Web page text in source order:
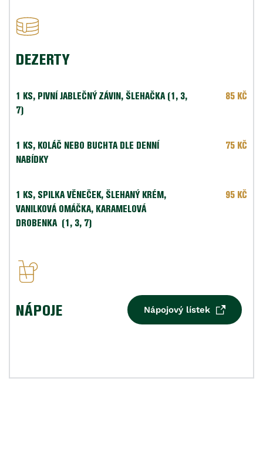
DEZERTY
1 KS, PIVNÍ JABLEČNÝ ZÁVIN, ŠLEHAČKA (1, 3,
7)
85 KČ
1 KS, KOLÁČ NEBO BUCHTA DLE DENNÍ
NABÍDKY
75 KČ
1 KS, SPILKA VĚNEČEK, ŠLEHANÝ KRÉM,
VANILKOVÁ OMÁČKA, KARAMELOVÁ
DROBENKA (1, 3, 7)
95 KČ
NÁPOJE Nápojový lístek